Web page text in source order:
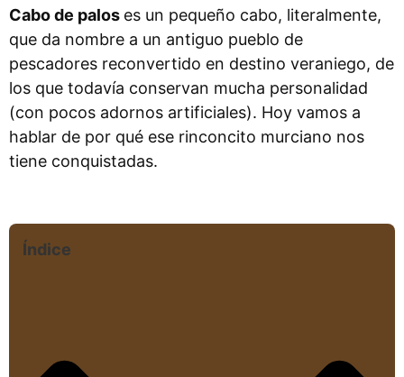
Cabo de palos es un pequeño cabo, literalmente,
que da nombre a un antiguo pueblo de
pescadores reconvertido en destino veraniego, de
los que todavía conservan mucha personalidad
(con pocos adornos artificiales). Hoy vamos a
hablar de por qué ese rinconcito murciano nos
tiene conquistadas.
Índice